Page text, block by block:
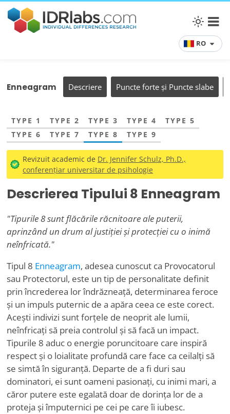
RO
Enneagram Descriere Puncte forte și Puncte slabe
TYPE 1 TYPE 2 TYPE 3 TYPE 4
TYPE 5
TYPE 6
TYPE 7 TYPE 8 TYPE 9
Revizuit academic de Dr. Jennifer Schulz, Ph.D.,
conferențiar universitar de psihologie
Descrierea Tipului 8 Enneagram
"Tipurile 8 sunt flăcările răcnitoare ale puterii,
aprinzând un drum al justiției și protecției cu o inimă
neînfricată."
Tipul 8 Enneagram, adesea cunoscut ca Provocatorul
sau Protectorul, este un tip de personalitate definit
prin încrederea lor îndrăzneață, determinarea feroce
și un impuls puternic de a apăra ceea ce este corect.
Acești indivizi sunt forțele de neoprit ale lumii,
neînfricați să preia controlul și să facă un impact.
Tipurile 8 aduc o energie poruncitoare care inspiră
respect și o loialitate profundă care face ca ceilalți să
se simtă în siguranță. Departe de a fi duri sau
dominatori, ei sunt oameni pasionați, cu inimi mari, a
căror putere este egalată doar de dorința lor de a
proteja și împuternici pe cei pe care îi iubesc.